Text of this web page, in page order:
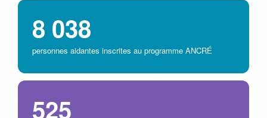
8 038
personnes aidantes inscrites au programme ANCRÉ
525